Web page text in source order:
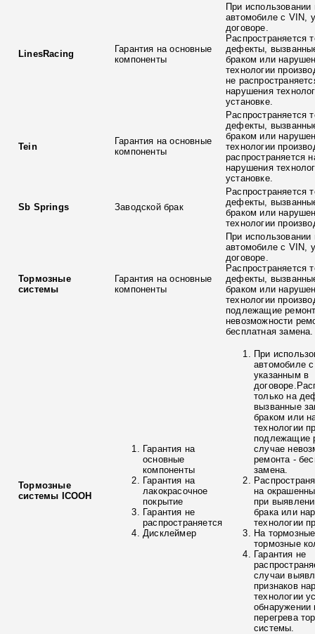
LinesRacing
Гарантия на основные
компоненты
При использовании
автомобиле с VIN,
договоре.
Распространяется
дефекты,
браком или
технологии
не
нарушения
установке.
Tein
Гарантия на основные
компоненты
Распространяется
дефекты,
браком или
технологии
распространяется
нарушения
установке.
Sb Springs Заводской брак
Распространяется
дефекты,
браком или
технологии
Тормозные
системы
Гарантия на основные
компоненты
При использовании
автомобиле с VIN,
договоре.
Распространяется
дефекты,
браком или
технологии
подлежащие
невозможности
бесплатная замена.
Тормозные
системы ICOOH
Гарантия на
основные
компоненты
Гарантия на
лакокрасочное
покрытие
Гарантия не
распространяется
Дисклеймер
При
автомобиле
указанным в
только на
вызванные
браком или
технологии
подлежащие
случае
ремонта -
замена.
на
при
брака или
технологии
На
тормозные
Гарантия не
случаи
признаков
технологии
обнаружении
перегрева
системы.